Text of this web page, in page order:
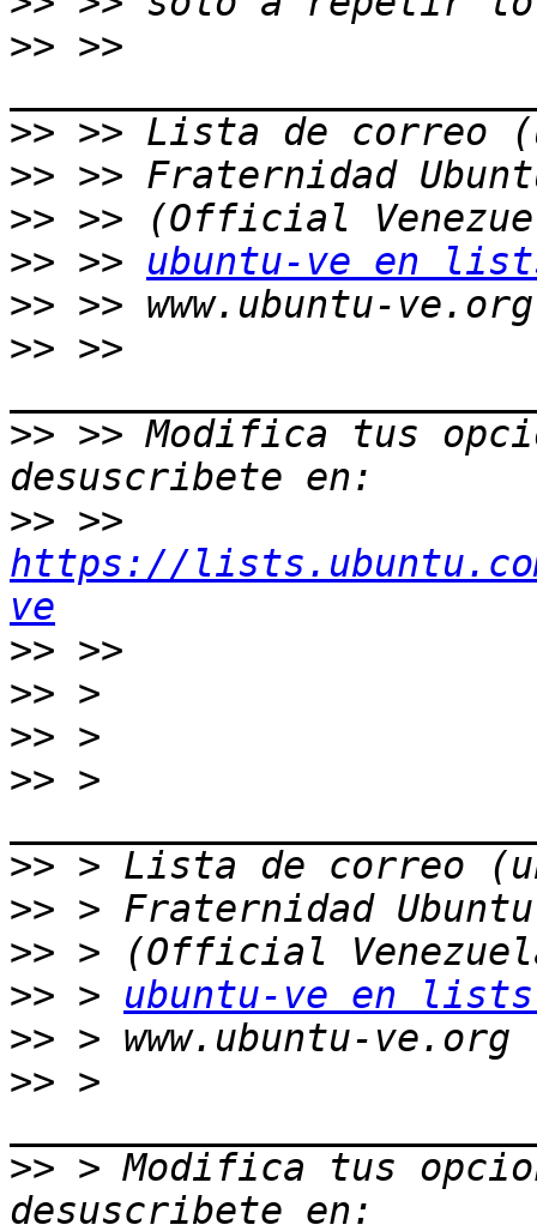
>> >>
>>
>>
>>
>> >> ubuntu-ve en
>>
>> >>
>> >> Modifica tus
>>
https://
ve
>>
>>
>>
>> >
>>
>>
>>
>> > ubuntu-ve en
>>
>> >
>> > Modifica tus